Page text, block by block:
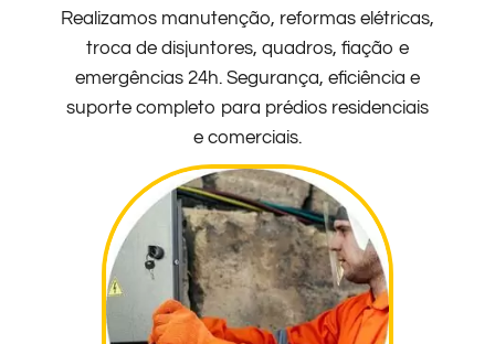
Realizamos manutenção, reformas elétricas,
troca de disjuntores, quadros, fiação e
emergências 24h. Segurança, eficiência e
suporte completo para prédios residenciais
e comerciais.